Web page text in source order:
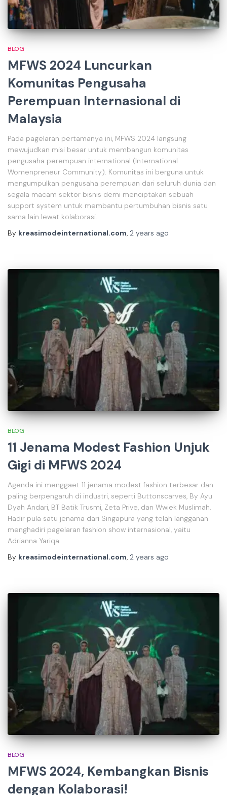
BLOG
MFWS 2024 Luncurkan
Komunitas Pengusaha
Perempuan Internasional di
Malaysia
Pada pagelaran pertamanya ini, MFWS 2024 langsung
mewujudkan misi besar untuk membangun komunitas
pengusaha perempuan international (International
Womenpreneur Community). Komunitas ini berguna untuk
mengumpulkan pengusaha perempuan dari seluruh dunia dan
segala macam sektor bisnis demi menciptakan sebuah
support system untuk membantu pertumbuhan bisnis satu
sama lain lewat kolaborasi.
By kreasimodeinternational.com, 2 years ago
BLOG
11 Jenama Modest Fashion Unjuk
Gigi di MFWS 2024
Agenda ini menggaet 11 jenama modest fashion terbesar dan
paling berpengaruh di industri, seperti Buttonscarves, By Ayu
Dyah Andari, BT Batik Trusmi, Zeta Prive, dan Wwiek Muslimah.
Hadir pula satu jenama dari Singapura yang telah langganan
menghadiri pagelaran fashion show internasional, yaitu
Adrianna Yariqa.
By kreasimodeinternational.com, 2 years ago
BLOG
MFWS 2024, Kembangkan Bisnis
dengan Kolaborasi!